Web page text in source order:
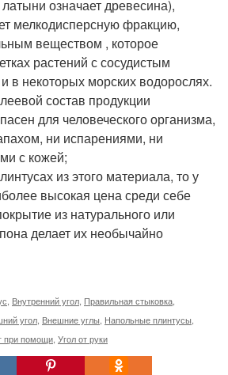
означает древесина),
мелкодисперсную фракцию,
веществом , которое
растений с сосудистым
в некоторых морских водорослях.
состав продукции
для человеческого организма,
ни испарениями, ни
с кожей;
из этого материала, то у
высокая цена среди себе
из натурального или
делает их необычайно
Внутренний угол Правильная стыковка
угол Внешние углы Напольные плинтусы
при помощи Угол от руки